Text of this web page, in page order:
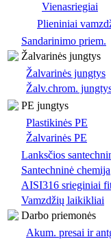
Vienasriegiai
Plieniniai
Sandarinimo priem.
Žalvarinės jungtys
Žalvarinės jungtys
Žalv.chrom.
PE jungtys
Plastikinės PE
Žalvarinės PE
Lanksčios
Santechninė chemija
AISI316 srieginiai
Vamzdžių laikikliai
Darbo priemonės
Akum. presai ir